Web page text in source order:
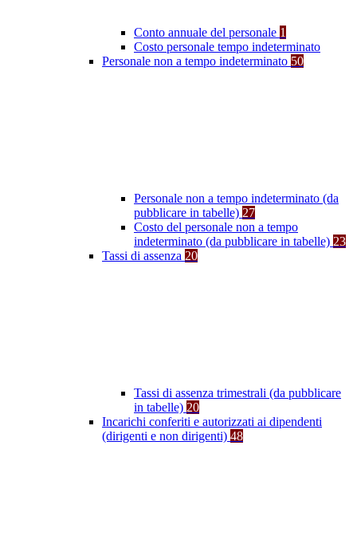
Conto annuale del personale 1
Costo personale tempo indeterminato
Personale non a tempo indeterminato 50
Personale non a tempo indeterminato (da
pubblicare in tabelle) 27
Costo del personale non a tempo
indeterminato (da pubblicare in tabelle) 23
Tassi di assenza 20
Tassi di assenza trimestrali (da pubblicare
in tabelle) 20
Incarichi conferiti e autorizzati ai dipendenti
(dirigenti e non dirigenti) 48